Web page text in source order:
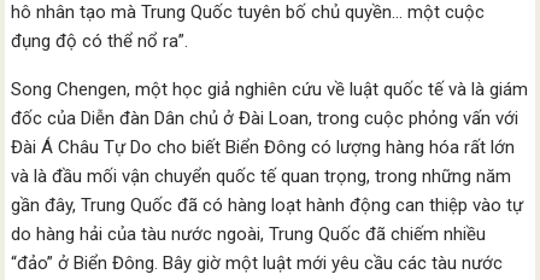
hô nhân tạo mà Trung Quốc tuyên bố chủ quyền… một cuộc
đụng độ có thể nổ ra”.
Song Chengen, một học giả nghiên cứu về luật quốc tế và là giám
đốc của Diễn đàn Dân chủ ở Đài Loan, trong cuộc phỏng vấn với
Đài Á Châu Tự Do cho biết Biển Đông có lượng hàng hóa rất lớn
và là đầu mối vận chuyển quốc tế quan trọng, trong những năm
gần đây, Trung Quốc đã có hàng loạt hành động can thiệp vào tự
do hàng hải của tàu nước ngoài, Trung Quốc đã chiếm nhiều
“đảo” ở Biển Đông. Bây giờ một luật mới yêu cầu các tàu nước